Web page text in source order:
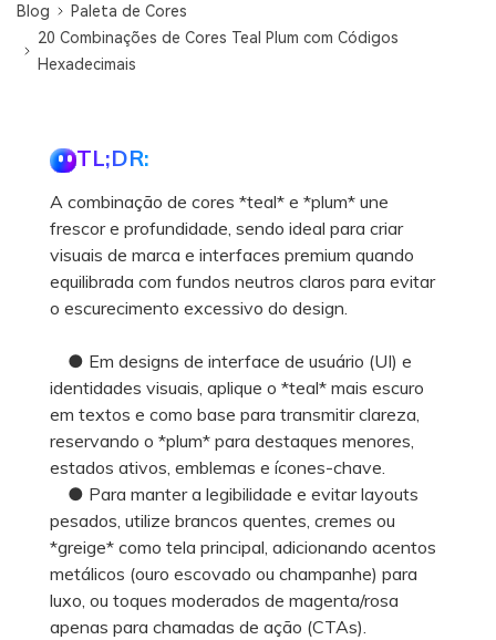
Blog
Paleta de Cores
20 Combinações de Cores Teal Plum com Códigos
Hexadecimais
TL;DR:
A combinação de cores *teal* e *plum* une
frescor e profundidade, sendo ideal para criar
visuais de marca e interfaces premium quando
equilibrada com fundos neutros claros para evitar
o escurecimento excessivo do design.
● Em designs de interface de usuário (UI) e
identidades visuais, aplique o *teal* mais escuro
em textos e como base para transmitir clareza,
reservando o *plum* para destaques menores,
estados ativos, emblemas e ícones-chave.
● Para manter a legibilidade e evitar layouts
pesados, utilize brancos quentes, cremes ou
*greige* como tela principal, adicionando acentos
metálicos (ouro escovado ou champanhe) para
luxo, ou toques moderados de magenta/rosa
apenas para chamadas de ação (CTAs).